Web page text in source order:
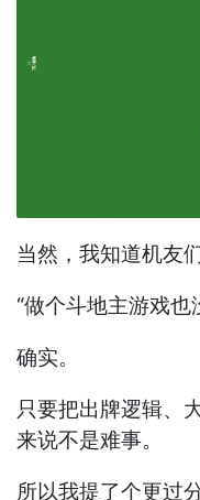
当然，我知道机友
“做个斗地主游戏也
确实。
只要把出牌逻辑、
来说不是难事。
所以我提了个更